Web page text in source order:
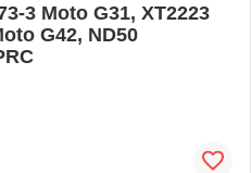
3 Moto G31, XT2223
G42, ND50